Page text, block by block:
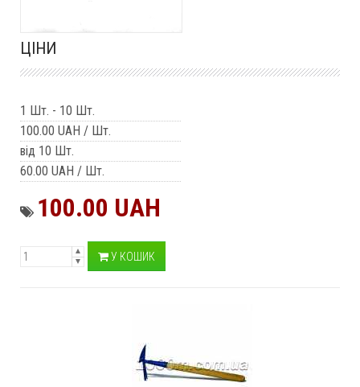
ЦІНИ
1 Шт. - 10 Шт.
100.00 UAH / Шт.
від 10 Шт.
60.00 UAH / Шт.
100.00 UAH
У КОШИК